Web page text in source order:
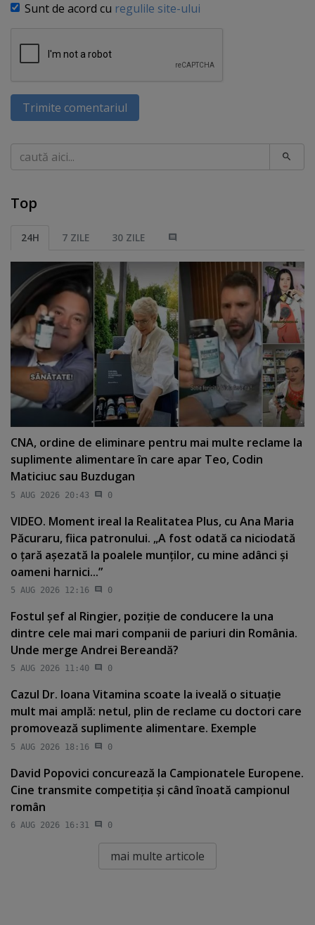
Sunt de acord cu regulile site-ului
Trimite comentariul
Caută
Top
24H 7 ZILE 30 ZILE
CNA, ordine de eliminare pentru mai multe reclame la
suplimente alimentare în care apar Teo, Codin
Maticiuc sau Buzdugan
5 AUG 2026 20:43 0
VIDEO. Moment ireal la Realitatea Plus, cu Ana Maria
Păcuraru, fiica patronului. „A fost odată ca niciodată
o ţară aşezată la poalele munţilor, cu mine adânci şi
oameni harnici...”
5 AUG 2026 12:16 0
Fostul şef al Ringier, poziţie de conducere la una
dintre cele mai mari companii de pariuri din România.
Unde merge Andrei Bereandă?
5 AUG 2026 11:40 0
Cazul Dr. Ioana Vitamina scoate la iveală o situaţie
mult mai amplă: netul, plin de reclame cu doctori care
promovează suplimente alimentare. Exemple
5 AUG 2026 18:16 0
David Popovici concurează la Campionatele Europene.
Cine transmite competiţia şi când înoată campionul
român
6 AUG 2026 16:31 0
mai multe articole